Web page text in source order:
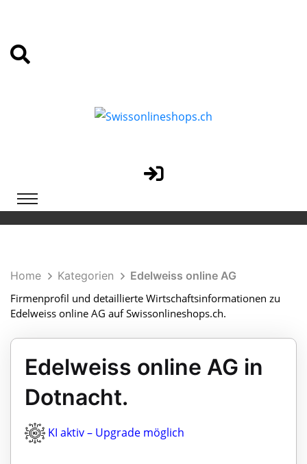
Home Kategorien
Edelweiss online AG
Firmenprofil und detaillierte Wirtschaftsinformationen zu
Edelweiss online AG auf Swissonlineshops.ch.
Edelweiss online AG in
Dotnacht.
KI aktiv – Upgrade möglich